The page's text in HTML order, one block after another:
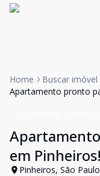
Home
Buscar imóvel
Apartamento pronto
em Pinheiros!
Pinheiros, São